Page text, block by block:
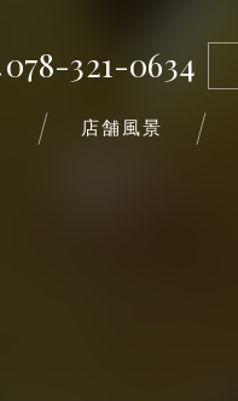
078-321-0634
店舗風景